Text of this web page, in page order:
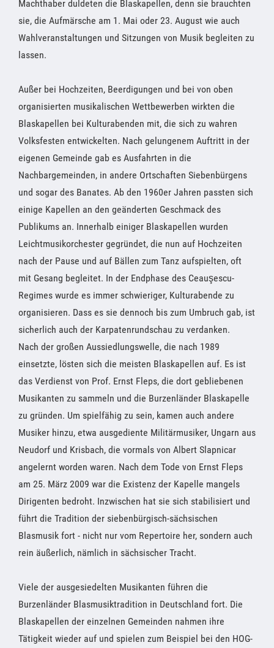
Machthaber duldeten die Blaskapellen, denn sie brauchten
sie, die Aufmärsche am 1. Mai oder 23. August wie auch
Wahlveranstaltungen und Sitzungen von Musik begleiten zu
lassen.
Außer bei Hochzeiten, Beerdigungen und bei von oben
organisierten musikalischen Wettbewerben wirkten die
Blaskapellen bei Kulturabenden mit, die sich zu wahren
Volksfesten entwickelten. Nach gelungenem Auftritt in der
eigenen Gemeinde gab es Ausfahrten in die
Nachbargemeinden, in andere Ortschaften Siebenbürgens
und sogar des Banates. Ab den 1960er Jahren passten sich
einige Kapellen an den geänderten Geschmack des
Publikums an. Innerhalb einiger Blaskapellen wurden
Leichtmusikorchester gegründet, die nun auf Hochzeiten
nach der Pause und auf Bällen zum Tanz aufspielten, oft
mit Gesang begleitet. In der Endphase des Ceauşescu-
Regimes wurde es immer schwieriger, Kulturabende zu
organisieren. Dass es sie dennoch bis zum Umbruch gab, ist
sicherlich auch der Karpatenrundschau zu verdanken.
Nach der großen Aussiedlungswelle, die nach 1989
einsetzte, lösten sich die meisten Blaskapellen auf. Es ist
das Verdienst von Prof. Ernst Fleps, die dort gebliebenen
Musikanten zu sammeln und die Burzenländer Blaskapelle
zu gründen. Um spielfähig zu sein, kamen auch andere
Musiker hinzu, etwa ausgediente Militärmusiker, Ungarn aus
Neudorf und Krisbach, die vormals von Albert Slapnicar
angelernt worden waren. Nach dem Tode von Ernst Fleps
am 25. März 2009 war die Existenz der Kapelle mangels
Dirigenten bedroht. Inzwischen hat sie sich stabilisiert und
führt die Tradition der siebenbürgisch-sächsischen
Blasmusik fort - nicht nur vom Repertoire her, sondern auch
rein äußerlich, nämlich in sächsischer Tracht.
Viele der ausgesiedelten Musikanten führen die
Burzenländer Blasmusiktradition in Deutschland fort. Die
Blaskapellen der einzelnen Gemeinden nahmen ihre
Tätigkeit wieder auf und spielen zum Beispiel bei den HOG-